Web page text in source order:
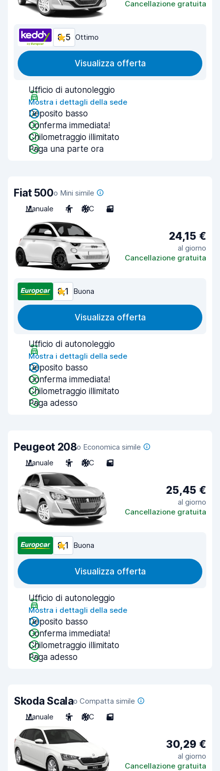
Cancellazione gratuita
8,5 Ottimo
Visualizza offerta
Ufficio di autonoleggio
Mostra i dettagli della sede
Deposito basso
Conferma immediata!
Chilometraggio illimitato
Paga una parte ora
Fiat 500o Mini simile
Manuale
4 A/C 3
24,15 €
al giorno
Cancellazione gratuita
8,1 Buona
Visualizza offerta
Ufficio di autonoleggio
Mostra i dettagli della sede
Deposito basso
Conferma immediata!
Chilometraggio illimitato
Paga adesso
Peugeot 208o Economica simile
Manuale
5 A/C 5
25,45 €
al giorno
Cancellazione gratuita
8,1 Buona
Visualizza offerta
Ufficio di autonoleggio
Mostra i dettagli della sede
Deposito basso
Conferma immediata!
Chilometraggio illimitato
Paga adesso
Skoda Scalao Compatta simile
Manuale
5 A/C 5
30,29 €
al giorno
Cancellazione gratuita